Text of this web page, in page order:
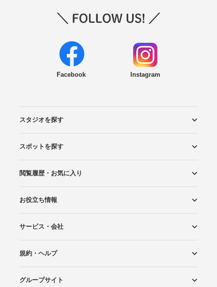
Facebook Instagram
スタジオを探す
エリアから探す
こだわりから探す
NEW PHOTO STYLE
プランから探す
フォトタイプ診断
フォトグラファーから探す
国内リゾートから探す
スポットを探す
ロケーションから探す
スタジオから探す
閲覧履歴・お気に入り
閲覧スタジオ
お気に入り
お役立ち情報
Wedding Photo マガジン
はじめてガイド
サービス・会社
Photoraitとは
スタジオの掲載について
お問い合わせ
運営会社
サイトマップ
規約・ヘルプ
プライバシーポリシー
利用規約
ヘルプ
グループサイト